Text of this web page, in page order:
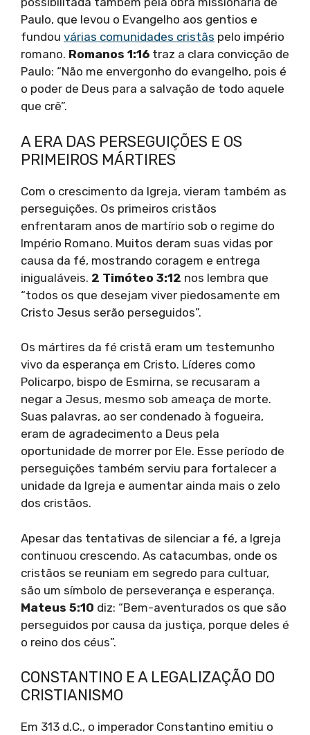
Paulo, que levou o Evangelho aos gentios e
fundou várias comunidades cristãs pelo império
romano. Romanos 1:16 traz a clara convicção de
Paulo: “Não me envergonho do evangelho, pois é
o poder de Deus para a salvação de todo aquele
que crê”.
A ERA DAS PERSEGUIÇÕES E OS
PRIMEIROS MÁRTIRES
Com o crescimento da Igreja, vieram também as
perseguições. Os primeiros cristãos
enfrentaram anos de martírio sob o regime do
Império Romano. Muitos deram suas vidas por
causa da fé, mostrando coragem e entrega
inigualáveis. 2 Timóteo 3:12 nos lembra que
“todos os que desejam viver piedosamente em
Cristo Jesus serão perseguidos”.
Os mártires da fé cristã eram um testemunho
vivo da esperança em Cristo. Líderes como
Policarpo, bispo de Esmirna, se recusaram a
negar a Jesus, mesmo sob ameaça de morte.
Suas palavras, ao ser condenado à fogueira,
eram de agradecimento a Deus pela
oportunidade de morrer por Ele. Esse período de
perseguições também serviu para fortalecer a
unidade da Igreja e aumentar ainda mais o zelo
dos cristãos.
Apesar das tentativas de silenciar a fé, a Igreja
continuou crescendo. As catacumbas, onde os
cristãos se reuniam em segredo para cultuar,
são um símbolo de perseverança e esperança.
Mateus 5:10 diz: “Bem-aventurados os que são
perseguidos por causa da justiça, porque deles é
o reino dos céus”.
CONSTANTINO E A LEGALIZAÇÃO DO
CRISTIANISMO
Em 313 d.C., o imperador Constantino emitiu o